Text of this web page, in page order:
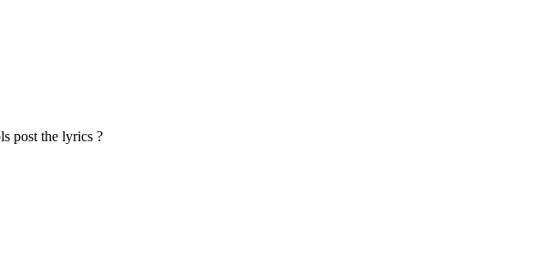
post the lyrics ?